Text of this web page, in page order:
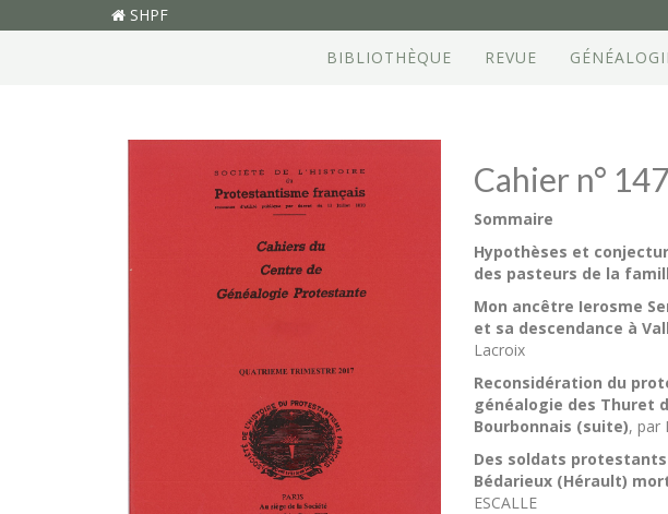
SHPF
BIBLIOTHÈQUE REVUE
Cahier n° 147
Sommaire
Hypothèses et
des pasteurs de la
Mon ancêtre Ierosme
et sa descendance à
Lacroix
Reconsidération du
généalogie des Thuret
Bourbonnais (suite), par
Des soldats protestants
Bédarieux (Hérault)
ESCALLE